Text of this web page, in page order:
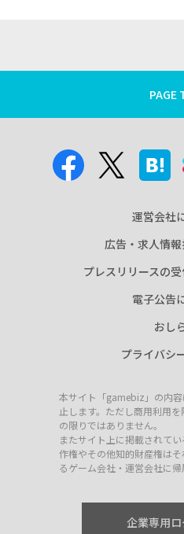
PAGE
運営会社
広告・求人情
プレスリリースの
電子公告
おし
プライバシ
本サイト「gamebiz」の内
止します。ただし商用利用
の限りではありません。
またサイト上に掲載されて
作権やその他知的財産権は
るゲーム会社・運営会社に帰
企業専用